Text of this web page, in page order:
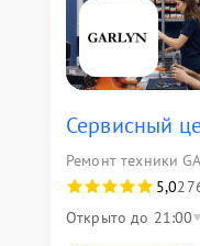
Сервисный
Ремонт техники
5,0
Открыто до 21:00